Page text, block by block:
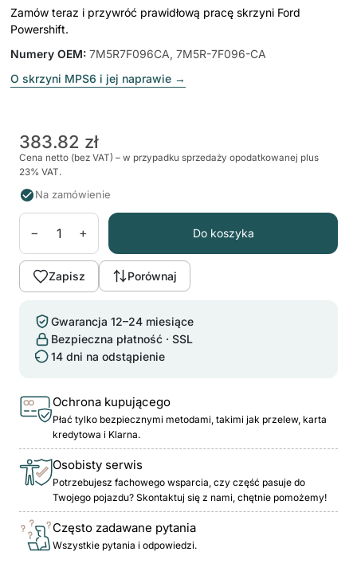
Zamów teraz i przywróć prawidłową pracę skrzyni Ford
Powershift.
Numery OEM: 7M5R7F096CA, 7M5R-7F096-CA
O skrzyni MPS6 i jej naprawie →
383.82 zł
Cena netto (bez VAT) – w przypadku sprzedaży opodatkowanej plus
23% VAT.
Na zamówienie
− + Do koszyka
Zapisz Porównaj
Gwarancja 12–24 miesiące
Bezpieczna płatność · SSL
14 dni na odstąpienie
Ochrona kupującego
Płać tylko bezpiecznymi metodami, takimi jak przelew, karta
kredytowa i Klarna.
Osobisty serwis
Potrzebujesz fachowego wsparcia, czy część pasuje do
Twojego pojazdu? Skontaktuj się z nami, chętnie pomożemy!
Często zadawane pytania
Wszystkie pytania i odpowiedzi.